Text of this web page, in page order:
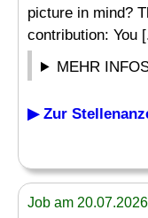
picture in mind?
contribution: You
MEHR
▶ Zur
Job am